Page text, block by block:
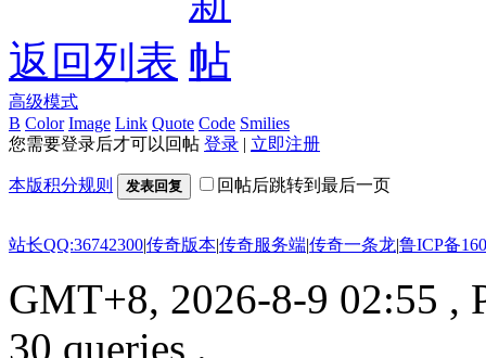
返回列表
高级模式
B Color Image Link Quote Code Smilies
您需要登录后才可以回帖 登录 | 立即注册
本版积分规则 发表回复 回帖后跳转到最后一页
站长QQ:36742300|传奇版本|传奇服务端|传奇一条龙|鲁ICP备
GMT+8, 2026-8-9 02:55 ,
30 queries .